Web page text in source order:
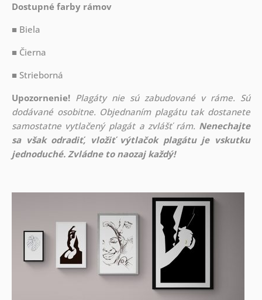
Dostupné farby rámov
■ Biela
■ Čierna
■ Strieborná
Upozornenie! Plagáty nie sú zabudované v ráme. Sú
dodávané osobitne. Objednaním plagátu tak dostanete
samostatne vytlačený plagát a zvlášť rám. Nenechajte
sa však odradiť, vložiť výtlačok plagátu je vskutku
jednoduché. Zvládne to naozaj každý!